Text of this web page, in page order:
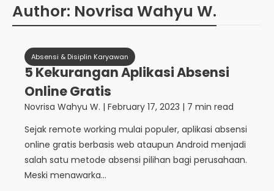
Author: Novrisa Wahyu W.
Absensi & Disiplin Karyawan
5 Kekurangan Aplikasi Absensi
Online Gratis
Novrisa Wahyu W. | February 17, 2023 | 7 min read
Sejak remote working mulai populer, aplikasi absensi
online gratis berbasis web ataupun Android menjadi
salah satu metode absensi pilihan bagi perusahaan.
Meski menawarka...